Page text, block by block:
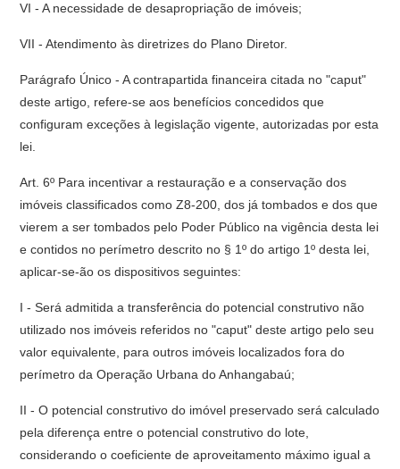
VI - A necessidade de desapropriação de imóveis;
VII - Atendimento às diretrizes do Plano Diretor.
Parágrafo Único - A contrapartida financeira citada no "caput"
deste artigo, refere-se aos benefícios concedidos que
configuram exceções à legislação vigente, autorizadas por esta
lei.
Art. 6º Para incentivar a restauração e a conservação dos
imóveis classificados como Z8-200, dos já tombados e dos que
vierem a ser tombados pelo Poder Público na vigência desta lei
e contidos no perímetro descrito no § 1º do artigo 1º desta lei,
aplicar-se-ão os dispositivos seguintes:
I - Será admitida a transferência do potencial construtivo não
utilizado nos imóveis referidos no "caput" deste artigo pelo seu
valor equivalente, para outros imóveis localizados fora do
perímetro da Operação Urbana do Anhangabaú;
II - O potencial construtivo do imóvel preservado será calculado
pela diferença entre o potencial construtivo do lote,
considerando o coeficiente de aproveitamento máximo igual a